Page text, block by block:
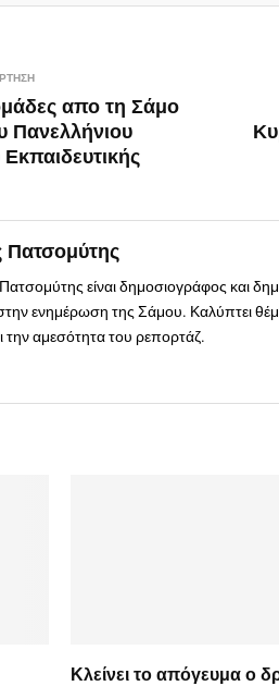
απο τη Σάμο
Πανελλήνιου
Πατσομύτης
είναι δημοσιογράφος και
ενημέρωση της Σάμου. Καλύπτει
την αμεσότητα του ρεπορτάζ.
Κλείνει το απόγευμα ο